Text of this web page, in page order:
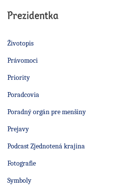
Prezidentka
Životopis
Právomoci
Priority
Poradcovia
Poradný orgán pre menšiny
Prejavy
Podcast Zjednotená krajina
Fotografie
Symboly